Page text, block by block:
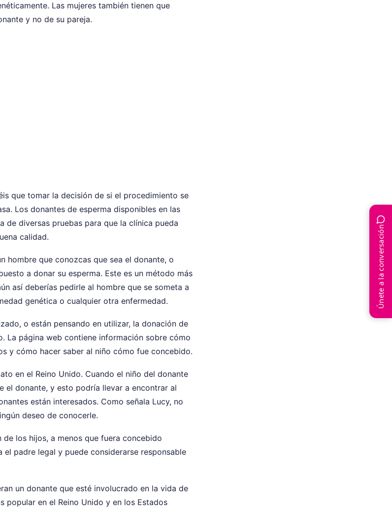
Las mujeres también tienen que
y no de su pareja.
que tomar la decisión de si el procedimiento se
Los donantes de esperma disponibles en las
de diversas pruebas para que la clínica pueda
calidad.
hombre que conozcas que sea el donante, o
a donar su esperma. Este es un método más
así deberías pedirle al hombre que se someta a
genética o cualquier otra enfermedad.
o están pensando en utilizar, la donación de
La página web contiene información sobre cómo
y cómo hacer saber al niño cómo fue concebido.
en el Reino Unido. Cuando el niño del donante
el donante, y esto podría llevar a encontrar al
están interesados. Como señala Lucy, no
deseo de conocerle.
los hijos, a menos que fuera concebido
el padre legal y puede considerarse responsable
un donante que esté involucrado en la vida de
popular en el Reino Unido y en los Estados
Únete a la conversación